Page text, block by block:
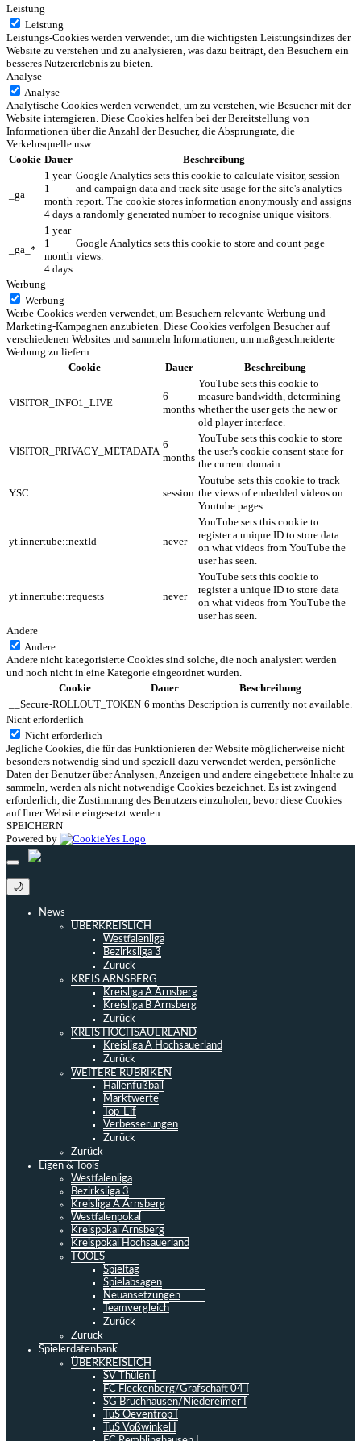
Leistung
Leistung
Leistungs-Cookies werden verwendet, um die wichtigsten Leistungsindizes der
Website zu verstehen und zu analysieren, was dazu beiträgt, den Besuchern ein
besseres Nutzererlebnis zu bieten.
Analyse
Analyse
Analytische Cookies werden verwendet, um zu verstehen, wie Besucher mit der
Website interagieren. Diese Cookies helfen bei der Bereitstellung von
Informationen über die Anzahl der Besucher, die Absprungrate, die
Verkehrsquelle usw.
Cookie Dauer Beschreibung
_ga
1 year
1
month
4 days
Google Analytics sets this cookie to calculate visitor, session
and campaign data and track site usage for the site's analytics
report. The cookie stores information anonymously and assigns
a randomly generated number to recognise unique visitors.
_ga_*
1 year
1
month
4 days
Google Analytics sets this cookie to store and count page
views.
Werbung
Werbung
Werbe-Cookies werden verwendet, um Besuchern relevante Werbung und
Marketing-Kampagnen anzubieten. Diese Cookies verfolgen Besucher auf
verschiedenen Websites und sammeln Informationen, um maßgeschneiderte
Werbung zu liefern.
Cookie
Dauer Beschreibung
VISITOR_INFO1_LIVE
6
months
YouTube sets this cookie to
measure bandwidth, determining
whether the user gets the new or
old player interface.
VISITOR_PRIVACY_METADATA
6
months
YouTube sets this cookie to store
the user's cookie consent state for
the current domain.
YSC session
Youtube sets this cookie to track
the views of embedded videos on
Youtube pages.
yt.innertube::nextId never
YouTube sets this cookie to
register a unique ID to store data
on what videos from YouTube the
user has seen.
yt.innertube::requests never
YouTube sets this cookie to
register a unique ID to store data
on what videos from YouTube the
user has seen.
Andere
Andere
Andere nicht kategorisierte Cookies sind solche, die noch analysiert werden
und noch nicht in eine Kategorie eingeordnet wurden.
Cookie
Dauer
Beschreibung
__Secure-ROLLOUT_TOKEN 6 months Description is currently not available.
Nicht erforderlich
Nicht erforderlich
Jegliche Cookies, die für das Funktionieren der Website möglicherweise nicht
besonders notwendig sind und speziell dazu verwendet werden, persönliche
Daten der Benutzer über Analysen, Anzeigen und andere eingebettete Inhalte zu
sammeln, werden als nicht notwendige Cookies bezeichnet. Es ist zwingend
erforderlich, die Zustimmung des Benutzers einzuholen, bevor diese Cookies
auf Ihrer Website eingesetzt werden.
SPEICHERN
Powered by
🌙
News
ÜBERKREISLICH
Westfalenliga
Bezirksliga 3
Zurück
KREIS ARNSBERG
Kreisliga A Arnsberg
Kreisliga B Arnsberg
Zurück
KREIS HOCHSAUERLAND
Kreisliga A Hochsauerland
Zurück
WEITERE RUBRIKEN
Hallenfußball
Marktwerte
Top-Elf
Verbesserungen
Zurück
Zurück
Ligen & Tools
Westfalenliga
Bezirksliga 3
Kreisliga A Arnsberg
Westfalenpokal
Kreispokal Arnsberg
Kreispokal Hochsauerland
TOOLS
Spieltag
Spielabsagen
Neuansetzungen
Teamvergleich
Zurück
Zurück
Spielerdatenbank
ÜBERKREISLICH
SV Thülen I
FC Fleckenberg/Grafschaft 04 I
SG Bruchhausen/Niedereimer I
TuS Oeventrop I
TuS Voßwinkel I